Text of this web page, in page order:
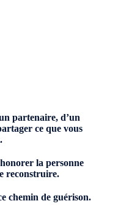
partenaire, d’un
ce que vous
la personne
reconstruire.
chemin de guérison.